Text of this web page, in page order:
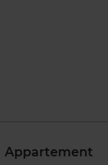
Appartement